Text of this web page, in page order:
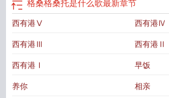
某次应酬后与自己发出消息而同频响起的提示音告
颂宜每一次的试探几乎石沉大海，谢津渡毫无破绽
想更进一步。而条件是，回来时还给他一个“首席
前往意大利。而在佛罗伦萨的第一个平安夜，温颂
时，没人知道那天的谢津渡航班转了多少次，风尘
格桑格桑托是什么歌最新章节
西有港Ⅴ 西有港Ⅳ
西有港Ⅲ 西有港Ⅱ
西有港Ⅰ 早饭
养你 相亲